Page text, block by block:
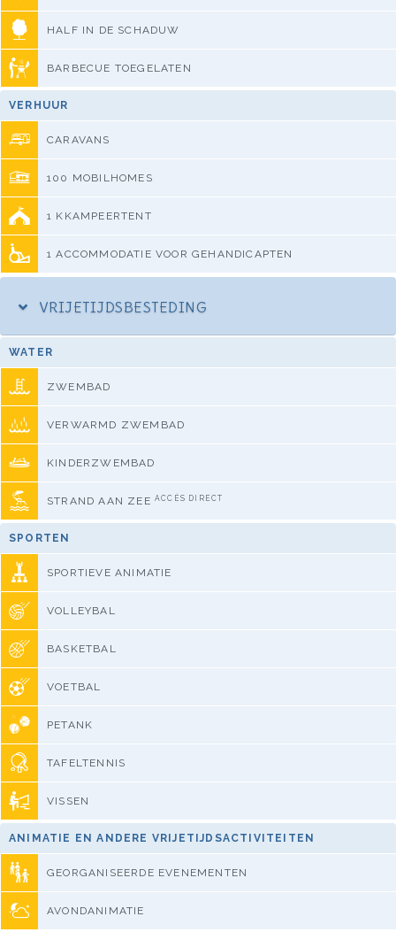
HALF IN DE SCHADUW
BARBECUE TOEGELATEN
VERHUUR
CARAVANS
100 MOBILHOMES
1 KKAMPEERTENT
1 ACCOMMODATIE VOOR GEHANDICAPTEN
VRIJETIJDSBESTEDING
WATER
ZWEMBAD
VERWARMD ZWEMBAD
KINDERZWEMBAD
STRAND AAN ZEE ACCÈS DIRECT
SPORTEN
SPORTIEVE ANIMATIE
VOLLEYBAL
BASKETBAL
VOETBAL
PETANK
TAFELTENNIS
VISSEN
ANIMATIE EN ANDERE VRIJETIJDSACTIVITEITEN
GEORGANISEERDE EVENEMENTEN
AVONDANIMATIE